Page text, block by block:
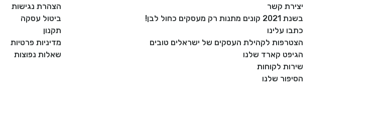
יצירת קשר
בשנת 2021 קונים מתנות רק מעסקים כחול לבן!
כתבו עלינו
הצטרפות לקהילת העסקים של ישראלים טובים
הגיפט קארד שלנו
שירות לקוחות
הסיפור שלנו
הצהרת נגישות
ביטול עסקה
תקנון
מדיניות פרטיות
שאלות נפוצות